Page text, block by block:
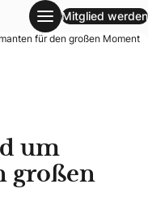
den großen Moment
Mitglied werden
für den großen Moment
um
großen